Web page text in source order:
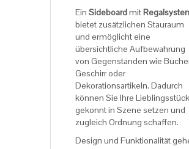
Ein Sideboardmit
bietet zusätzlichen Stauraum
und ermöglicht eine
übersichtliche Aufbewahrung
von Gegenständen wie
Geschirr oder
Dekorationsartikeln. Dadurch
können Sie Ihre
gekonnt in Szene setzen und
zugleich Ordnung schaffen.
Design und Funktionalität